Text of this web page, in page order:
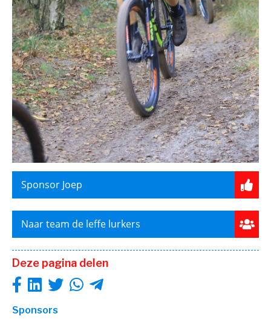
Sponsor Joep
Naar team de leffe lurkers
Deze pagina delen
Sponsors